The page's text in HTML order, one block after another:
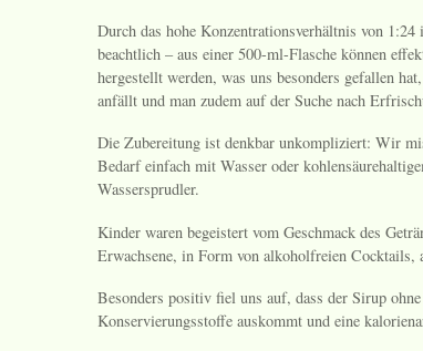
Durch das hohe Konzentrationsverhältnis von
beachtlich – aus einer 500-ml-Flasche können
hergestellt werden, was uns besonders gefallen
anfällt und man zudem auf der Suche nach
Die Zubereitung ist denkbar unkompliziert: Wir
Bedarf einfach mit Wasser oder
Wassersprudler.
Kinder waren begeistert vom Geschmack des
Erwachsene, in Form von alkoholfreien Cocktails,
Besonders positiv fiel uns auf, dass der Sirup
Konservierungsstoffe auskommt und eine